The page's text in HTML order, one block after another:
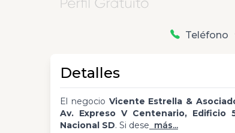
Teléfono
Detalles
El negocio Vicente Estrella &
Av. Expreso V Centenario,
Nacional SD. Si dese más...